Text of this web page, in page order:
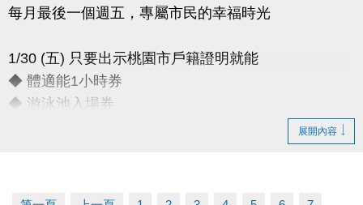
每月最後一個週五，專屬市民的幸福時光
1/30 (五) 只要出示桃園市戶籍證明就能
◆ 體適能1小時券
◆ 游泳池入場券
展開內容